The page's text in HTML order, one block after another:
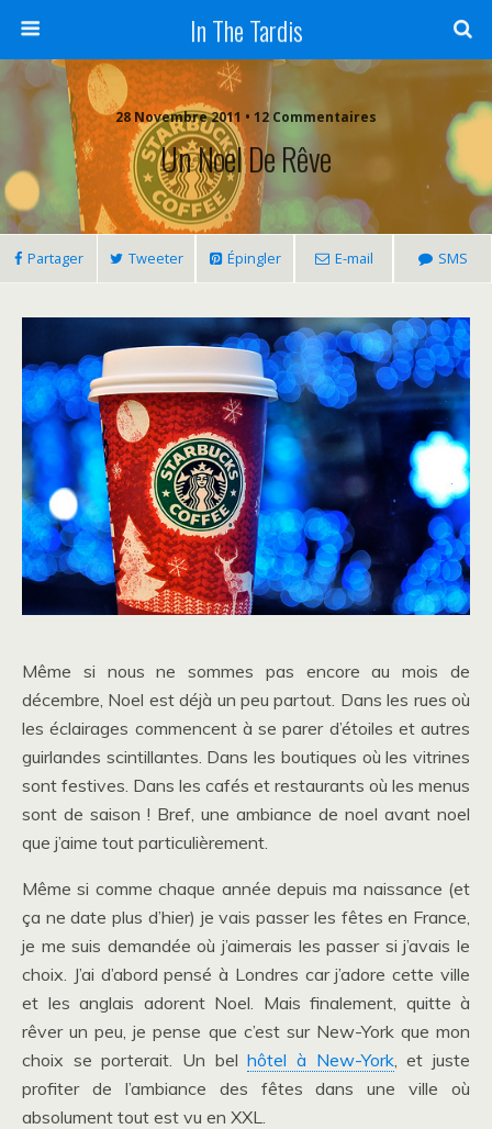
In The Tardis
28 Novembre 2011 • 12 Commentaires
Un Noel De Rêve
Partager Tweeter Épingler E-mail SMS
Même si nous ne sommes pas encore au mois de
décembre, Noel est déjà un peu partout. Dans les rues où
les éclairages commencent à se parer d’étoiles et autres
guirlandes scintillantes. Dans les boutiques où les vitrines
sont festives. Dans les cafés et restaurants où les menus
sont de saison ! Bref, une ambiance de noel avant noel
que j’aime tout particulièrement.
Même si comme chaque année depuis ma naissance (et
ça ne date plus d’hier) je vais passer les fêtes en France,
je me suis demandée où j’aimerais les passer si j’avais le
choix. J’ai d’abord pensé à Londres car j’adore cette ville
et les anglais adorent Noel. Mais finalement, quitte à
rêver un peu, je pense que c’est sur New-York que mon
choix se porterait. Un belhôtel à New-York, et juste
profiter de l’ambiance des fêtes dans une ville où
absolument tout est vu en XXL.